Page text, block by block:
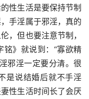
性生活是要保持节制
手淫属于邪淫，真的
，但也要注意节制，
》就说到：“寡欲精
邪淫一定要分清。很
是说结婚后就不手淫
性生活时间长了会厌